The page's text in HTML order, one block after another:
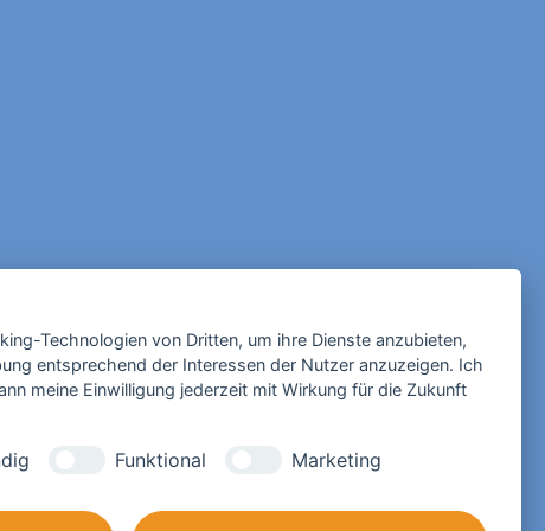
Technologien von Dritten, um ihre Dienste anzubieten,
entsprechend der Interessen der Nutzer anzuzeigen. Ich
meine Einwilligung jederzeit mit Wirkung für die Zukunft
Funktional Marketing